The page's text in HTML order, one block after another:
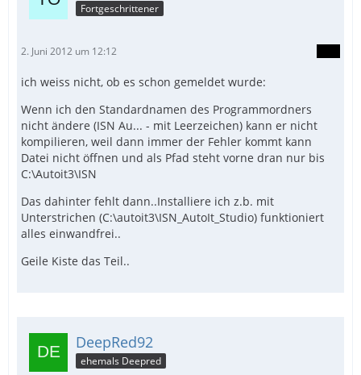
Fortgeschrittener
2. Juni 2012 um 12:12
ich weiss nicht, ob es schon gemeldet wurde:
Wenn ich den Standardnamen des Programmordners
nicht ändere (ISN Au... - mit Leerzeichen) kann er nicht
kompilieren, weil dann immer der Fehler kommt kann
Datei nicht öffnen und als Pfad steht vorne dran nur bis
C:\Autoit3\ISN
Das dahinter fehlt dann..Installiere ich z.b. mit
Unterstrichen (C:\autoit3\ISN_AutoIt_Studio) funktioniert
alles einwandfrei..
Geile Kiste das Teil..
DeepRed92
ehemals Deepred